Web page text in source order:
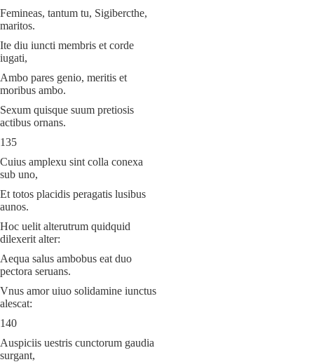
Femineas, tantum tu, Sigibercthe,
maritos.
Ite diu iuncti membris et corde
iugati,
Ambo pares genio, meritis et
moribus ambo.
Sexum quisque suum pretiosis
actibus ornans.
135
Cuius amplexu sint colla conexa
sub uno,
Et totos placidis peragatis lusibus
aunos.
Hoc uelit alterutrum quidquid
dilexerit alter:
Aequa salus ambobus eat duo
pectora seruans.
Vnus amor uiuo solidamine iunctus
alescat:
140
Auspiciis uestris cunctorum gaudia
surgant,